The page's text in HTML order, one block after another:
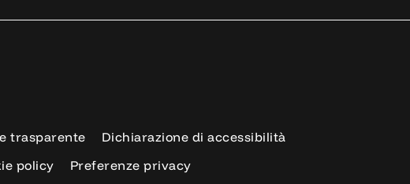
trasparente
Dichiarazione di accessibilità
policy Preferenze privacy